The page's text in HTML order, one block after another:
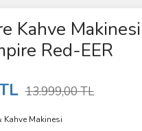
Kahve Makinesi
Red-EER
13.999,00 TL
Kahve Makinesi